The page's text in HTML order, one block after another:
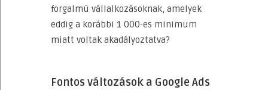
forgalmú vállalkozásoknak, amelyek
eddig a korábbi 1 000-es minimum
miatt voltak akadályoztatva?
Fontos változások a Google Ads